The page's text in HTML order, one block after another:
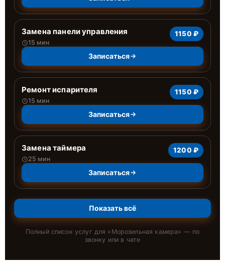
Замена панели управления
15 мин
1150 ₽
Записаться
Ремонт испарителя
15 мин
1150 ₽
Записаться
Замена таймера
25 мин
1200 ₽
Записаться
Показать всё
Полный список услуг для « Морозильная камера» — по
звонку или в чате